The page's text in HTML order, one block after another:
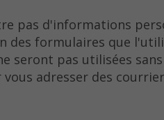
pas d'informations
des formulaires que
seront pas utilisées
adresser des